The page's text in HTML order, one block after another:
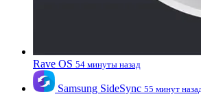
Rave OS 54 минуты назад
Samsung SideSync 55 минут